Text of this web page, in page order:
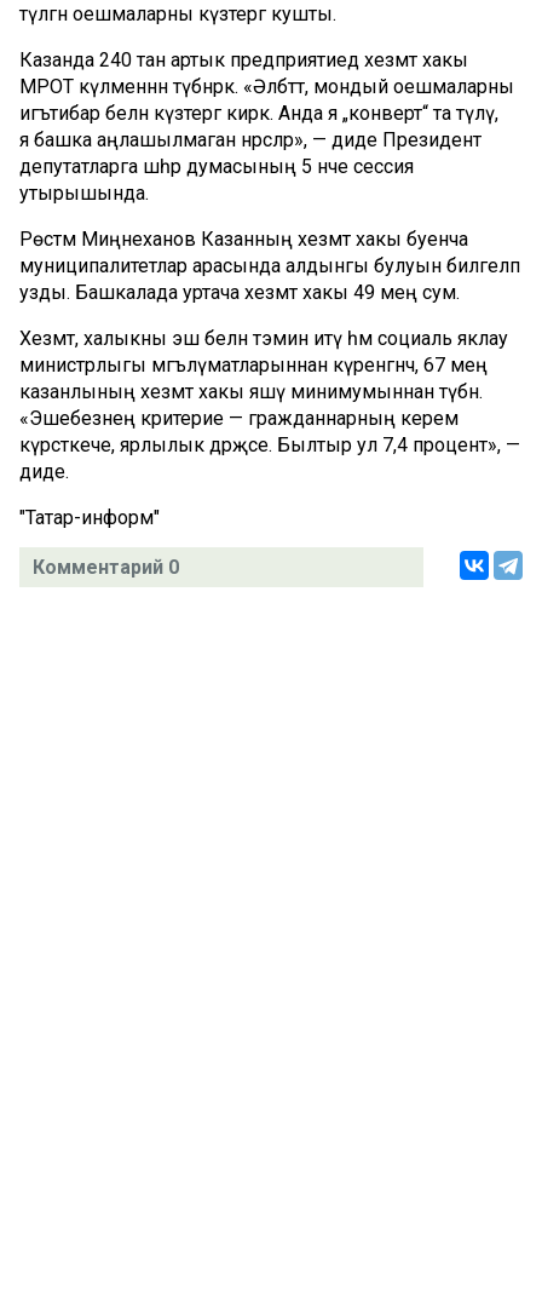
түләгән оешмаларны күзәтергә кушты.
Казанда 240 тан артык предприятиедә хезмәт хакы
МРОТ күләменнән түбәнрәк. «Әлбәттә, мондый оешмаларны
игътибар белән күзәтергә кирәк. Анда я „конверт“ та түләү,
я башка аңлашылмаган нәрсәләр», — диде Президент
депутатларга шәһәр думасының 5 нче сессия
утырышында.
Рөстәм Миңнеханов Казанның хезмәт хакы буенча
муниципалитетлар арасында алдынгы булуын билгеләп
узды. Башкалада уртача хезмәт хакы 49 мең сум.
Хезмәт, халыкны эш белән тәэмин итү һәм социаль яклау
министрлыгы мәгълүматларыннан күренгәнчә, 67 мең
казанлының хезмәт хакы яшәү минимумыннан түбән.
«Эшебезнең критерие — гражданнарның керем
күрсәткече, ярлылык дәрәҗәсе. Былтыр ул 7,4 процент», —
диде.
"Татар-информ"
Комментарий 0